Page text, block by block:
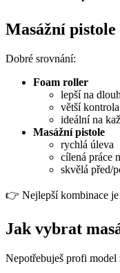
Masážní
Dobré srovnání:
Foam roller
lepší na
větší
ideální na
Masážní pistole
rychlá úleva
cílená práce
skvělá před/
👉 Nejlepší kombinace je
Jak vybrat
Nepotřebuješ profi model